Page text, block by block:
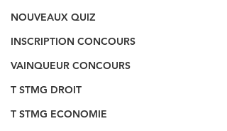
NOUVEAUX QUIZ
INSCRIPTION CONCOURS
VAINQUEUR CONCOURS
T STMG DROIT
T STMG ECONOMIE